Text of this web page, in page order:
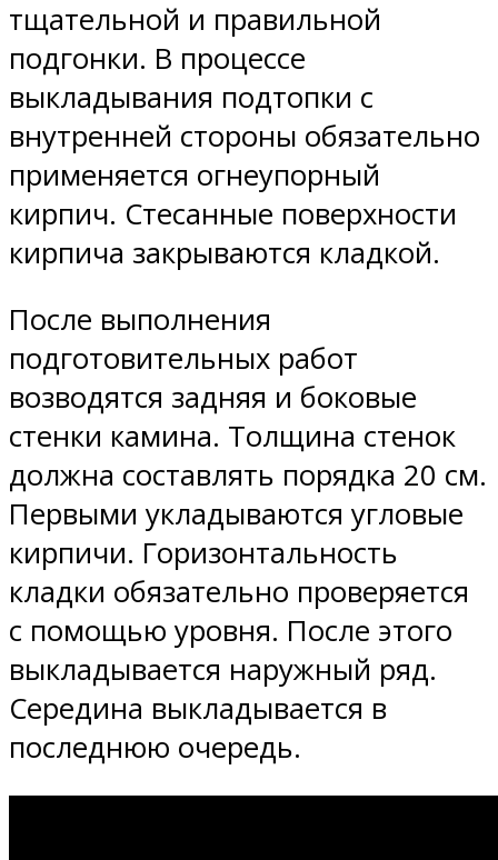
тщательной и правильной
подгонки. В процессе
выкладывания подтопки с
внутренней стороны обязательно
применяется огнеупорный
кирпич. Стесанные поверхности
кирпича закрываются кладкой.
После выполнения
подготовительных работ
возводятся задняя и боковые
стенки камина. Толщина стенок
должна составлять порядка 20 см.
Первыми укладываются угловые
кирпичи. Горизонтальность
кладки обязательно проверяется
с помощью уровня. После этого
выкладывается наружный ряд.
Середина выкладывается в
последнюю очередь.